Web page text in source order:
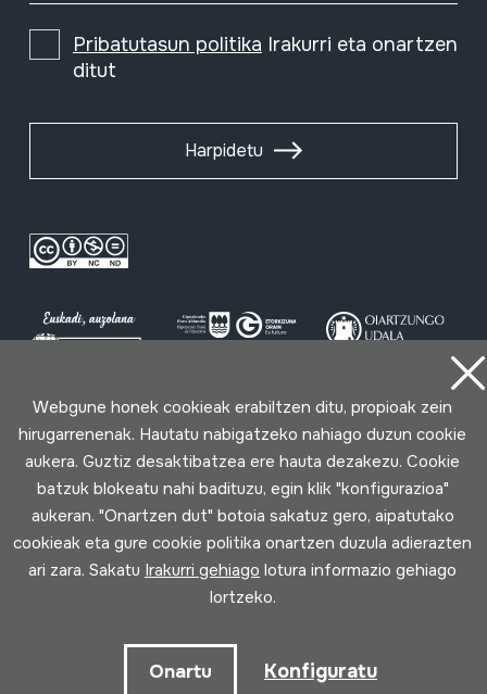
Pribatutasun politika Irakurri eta onartzen
ditut
Harpidetu
Erabilpen baldintzak Pribatutasun politika Cookie politika
Loturak garatua
Webgune honek cookieak erabiltzen ditu, propioak zein
hirugarrenenak. Hautatu nabigatzeko nahiago duzun cookie
aukera. Guztiz desaktibatzea ere hauta dezakezu. Cookie
batzuk blokeatu nahi badituzu, egin klik "konfigurazioa"
aukeran. "Onartzen dut" botoia sakatuz gero, aipatutako
cookieak eta gure cookie politika onartzen duzula adierazten
ari zara. Sakatu Irakurri gehiago lotura informazio gehiago
lortzeko.
Onartu Konfiguratu